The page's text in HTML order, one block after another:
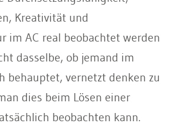
Kreativität und
im AC real beobachtet werden
dasselbe, ob jemand im
behauptet, vernetzt denken zu
dies beim Lösen einer
beobachten kann.